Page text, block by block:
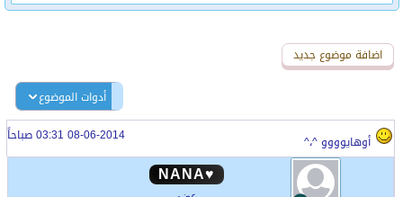
اضافة رد جديد
اضافة موضوع جديد
أدوات الموضوع
أوهايوووو ^،^ 08-06-2014 03:31 صباحاً
♥NANA